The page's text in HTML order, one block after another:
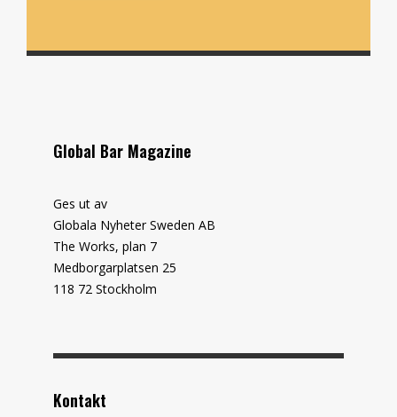
Global Bar Magazine
Ges ut av
Globala Nyheter Sweden AB
The Works, plan 7
Medborgarplatsen 25
118 72 Stockholm
Kontakt